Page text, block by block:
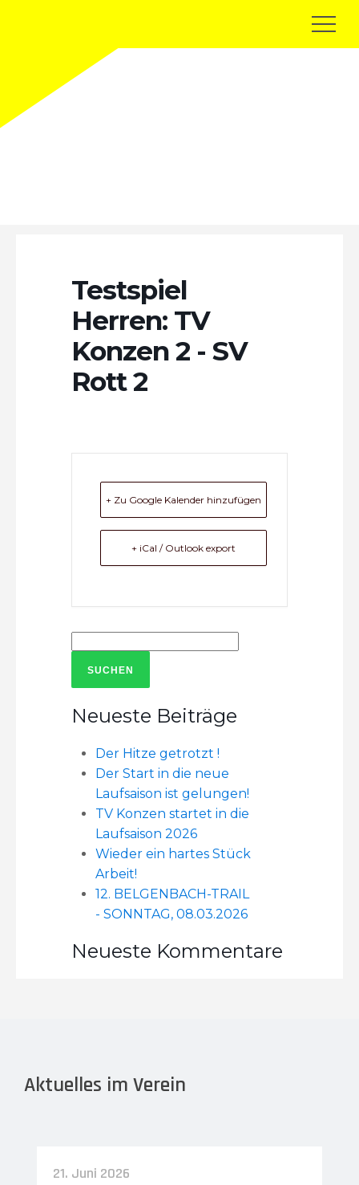
Testspiel
Herren: TV
Konzen 2 - SV
Rott 2
+ Zu Google Kalender hinzufügen
+ iCal / Outlook export
Neueste Beiträge
Der Hitze getrotzt !
Der Start in die neue
Laufsaison ist gelungen!
TV Konzen startet in die
Laufsaison 2026
Wieder ein hartes Stück
Arbeit!
12. BELGENBACH-TRAIL
- SONNTAG, 08.03.2026
Neueste Kommentare
Aktuelles im Verein
21. Juni 2026